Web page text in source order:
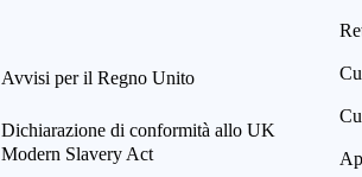
Avvisi per il Regno Unito
Dichiarazione di conformità allo UK
Modern Slavery Act